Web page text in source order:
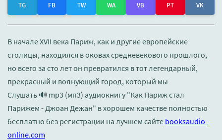
TG FB TW WA VB PT VK
В начале XVII века Париж, как и другие европейские
столицы, находился в оковах средневекового прошлого,
но всего за сто лет он превратился в тот легендарный,
прекрасный и волнующий город, который мы
Слушать 🔊 mp3 (мп3) аудиокнигу "Как Париж стал
Парижем - Джоан Дежан" в хорошем качестве полностью
бесплатно без регистрации на лучшем сайте booksaudio-
online.com